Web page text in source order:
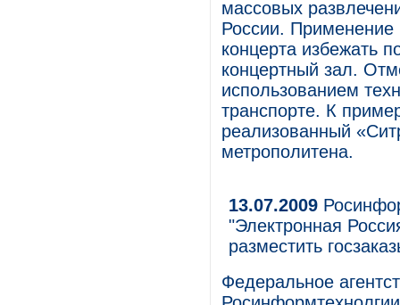
массовых
России. Применение
концерта избежать
концертный зал.
использованием
транспорте. К
реализованный
метрополитена.
13.07.2009
"Электронная
разместить
Федеральное